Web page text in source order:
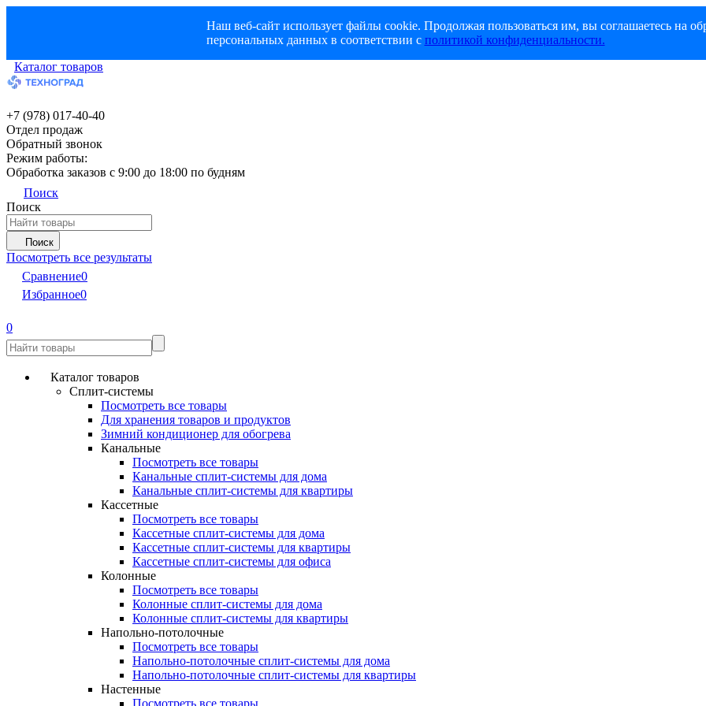
Наш веб-сайт использует файлы cookie. Продолжая пользоваться им, вы соглашаетесь на
персональных данных в соответствии с политикой конфиденциальности.
Каталог товаров
+7 (978) 017-40-40
Отдел продаж
Обратный звонок
Режим работы:
Обработка заказов с 9:00 до 18:00 по будням
Поиск
Поиск
Поиск
Посмотреть все результаты
Сравнение0
Избранное0
0
Каталог товаров
Сплит-системы
Посмотреть все товары
Для хранения товаров и продуктов
Зимний кондиционер для обогрева
Канальные
Посмотреть все товары
Канальные сплит-системы для дома
Канальные сплит-системы для квартиры
Кассетные
Посмотреть все товары
Кассетные сплит-системы для дома
Кассетные сплит-системы для квартиры
Кассетные сплит-системы для офиса
Колонные
Посмотреть все товары
Колонные сплит-системы для дома
Колонные сплит-системы для квартиры
Напольно-потолочные
Посмотреть все товары
Напольно-потолочные сплит-системы для дома
Напольно-потолочные сплит-системы для квартиры
Настенные
Посмотреть все товары